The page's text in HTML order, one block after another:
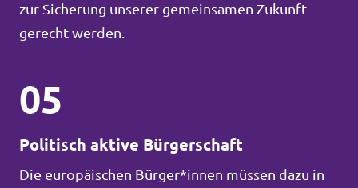
zur Sicherung unserer gemeinsamen Zukunft
gerecht werden.
05
Politisch aktive Bürgerschaft
Die europäischen Bürger*innen müssen dazu in